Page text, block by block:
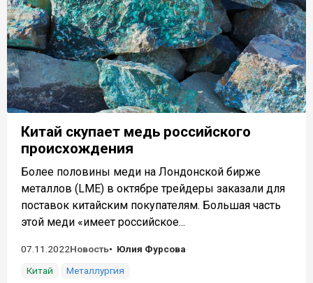
Китай скупает медь российского
происхождения
Более половины меди на Лондонской бирже
металлов (LME) в октябре трейдеры заказали для
поставок китайским покупателям. Большая часть
этой меди «имеет российское...
07.11.2022Новость
Юлия Фурсова
Китай
Металлургия